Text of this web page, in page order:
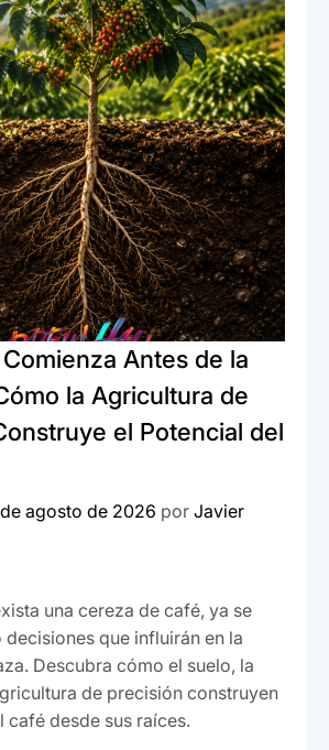
Antes de la
la Agricultura de
el Potencial del
agosto de 2026 por Javier
una cereza de café, ya se
que influirán en la
Descubra cómo el suelo, la
de precisión construyen
café desde sus raíces.